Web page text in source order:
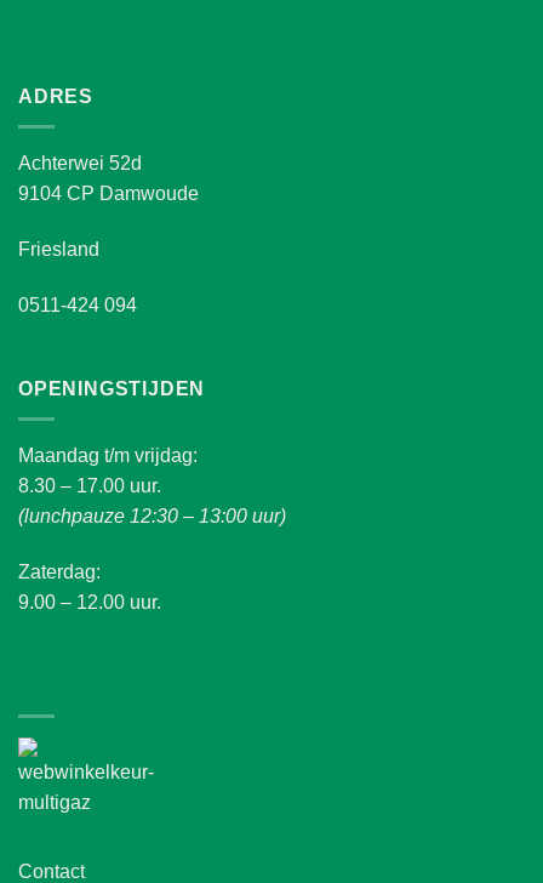
ADRES
Achterwei 52d
9104 CP Damwoude
Friesland
0511-424 094
OPENINGSTIJDEN
Maandag t/m vrijdag:
8.30 – 17.00 uur.
(lunchpauze 12:30 – 13:00 uur)
Zaterdag:
9.00 – 12.00 uur.
Contact